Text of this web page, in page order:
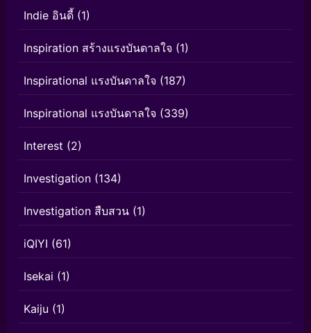
Indie อินดี้ (1)
Inspiration สร้างแรงบันดาลใจ (1)
Inspirational แรงบันดาลใจ (187)
Inspirational แรงบันดาลใจ (339)
Interest (2)
Investigation (134)
Investigation สืบสวน (1)
iQIYI (61)
Isekai (1)
Kaiju (1)